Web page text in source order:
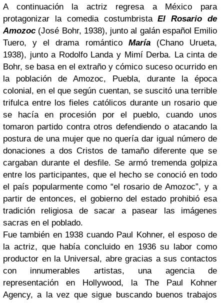
A continuación la actriz regresa a México para
protagonizar la comedia costumbristaEl Rosario de
Amozoc (José Bohr, 1938), junto al galán español Emilio
Tuero, y el drama romántico María
(Chano Urueta,
1938), junto a Rodolfo Landa y Mimí Derba. La cinta de
Bohr, se basa en el extraño y cómico suceso ocurrido en
la población de Amozoc, Puebla, durante la época
colonial, en el que según cuentan, se suscitó una terrible
trifulca entre los fieles católicos durante un rosario que
se hacía en procesión por el pueblo, cuando unos
tomaron partido contra otros defendiendo o atacando la
postura de una mujer que no quería dar igual número de
donaciones a dos Cristos de tamaño diferente que se
cargaban durante el desfile. Se armó tremenda golpiza
entre los participantes, que el hecho se conoció en todo
el país popularmente como “el rosario de Amozoc”, y a
partir de entonces, el gobierno del estado prohibió esa
tradición religiosa de sacar a pasear las imágenes
sacras en el poblado.
Fue también en 1938 cuando Paul Kohner, el esposo de
la actriz, que había concluido en 1936 su labor como
productor en la Universal, abre gracias a sus contactos
con innumerables artistas, una agencia de
representación en Hollywood, la The Paul Kohner
Agency, a la vez que sigue buscando buenos trabajos